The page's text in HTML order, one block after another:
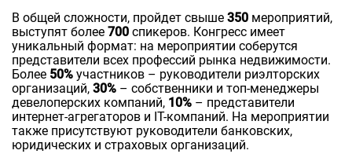
В общей сложности, пройдет свыше 350 мероприятий,
выступят более 700 спикеров. Конгресс имеет
уникальный формат: на мероприятии соберутся
представители всех профессий рынка недвижимости.
Более 50% участников – руководители риэлторских
организаций, 30% – собственники и топ-менеджеры
девелоперских компаний, 10% – представители
интернет-агрегаторов и IT-компаний. На мероприятии
также присутствуют руководители банковских,
юридических и страховых организаций.